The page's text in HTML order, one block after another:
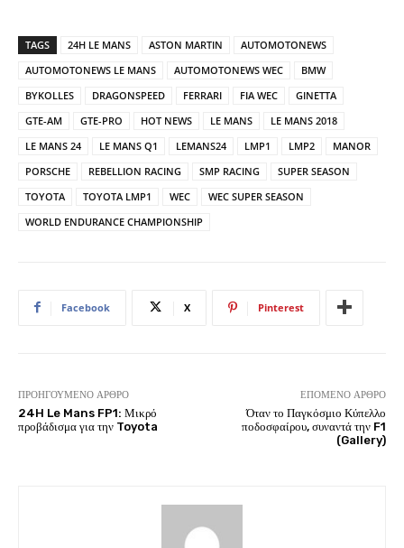
TAGS 24H LE MANS ASTON MARTIN
AUTOMOTONEWS
AUTOMOTONEWS LE MANS
AUTOMOTONEWS WEC
BMW
BYKOLLES
DRAGONSPEED FERRARI FIA WEC
GINETTA
GTE-AM
GTE-PRO HOT NEWS LE MANS
LE MANS 2018
LE MANS 24
LE MANS Q1 LEMANS24 LMP1 LMP2
MANOR
PORSCHE
REBELLION RACING SMP RACING
SUPER SEASON
TOYOTA
TOYOTA LMP1 WEC
WEC SUPER SEASON
WORLD ENDURANCE CHAMPIONSHIP
Facebook X Pinterest
ΠΡΟΗΓΟΎΜΕΝΟ ΆΡΘΡΟ
24H Le Mans FP1: Μικρό
προβάδισμα για την Toyota
ΕΠΌΜΕΝΟ ΆΡΘΡΟ
Όταν το Παγκόσμιο Κύπελλο
ποδοσφαίρου, συναντά την F1
(Gallery)